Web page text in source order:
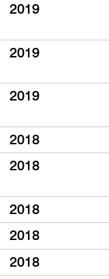
2019
2019
2019
2018
2018
2018
2018
2018